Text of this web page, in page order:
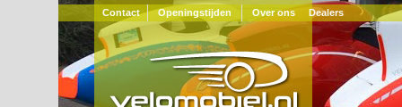
Contact Openingstijden Over ons Dealers